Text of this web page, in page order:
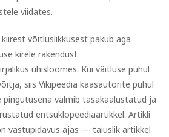
viidates.
võitluslikkusest pakub aga
kirele rakendust
ühisloomes. Kui väitluse puhul
siis Vikipeedia kaasautorite puhul
pingutusena valmib tasakaalustatud ja
entsüklopeediaartikkel. Artikli
vastupidavus ajas — täiuslik artikkel